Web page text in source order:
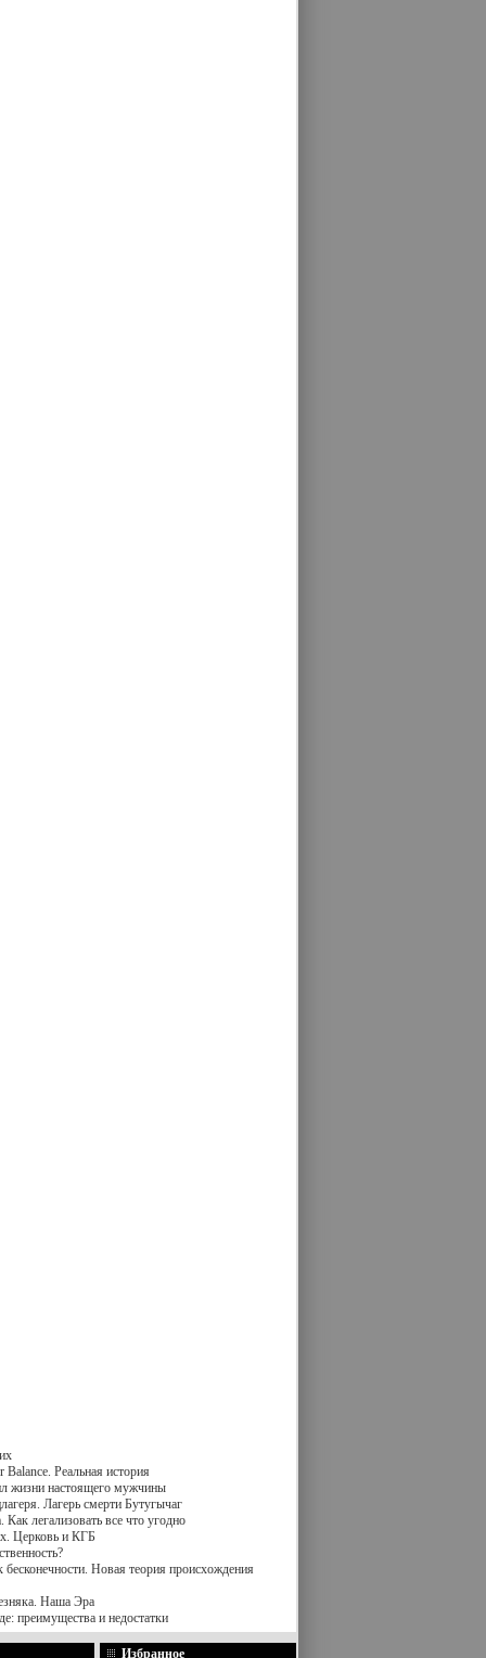
Balance. Реальная история
жизни настоящего мужчины
Лагерь смерти Бутугычаг
легализовать все что угодно
Церковь и КГБ
бесконечности. Новая теория происхождения
Наша Эра
преимущества и недостатки
Избранное